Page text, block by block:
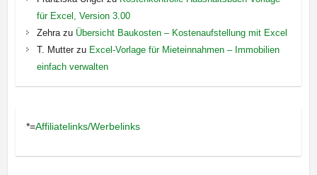
für Excel, Version 3.00
Zehrazu Übersicht Baukosten – Kostenaufstellung mit Excel
T. Mutterzu Excel-Vorlage für Mieteinnahmen – Immobilien
einfach verwalten
*=Affiliatelinks/Werbelinks